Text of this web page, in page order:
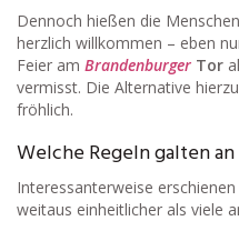
Dennoch hießen die
herzlich willkommen – eben
Feier am Brandenburger Tor
vermisst. Die Alternative
fröhlich.
Welche Regeln galten
Interessanterweise
weitaus einheitlicher als viele